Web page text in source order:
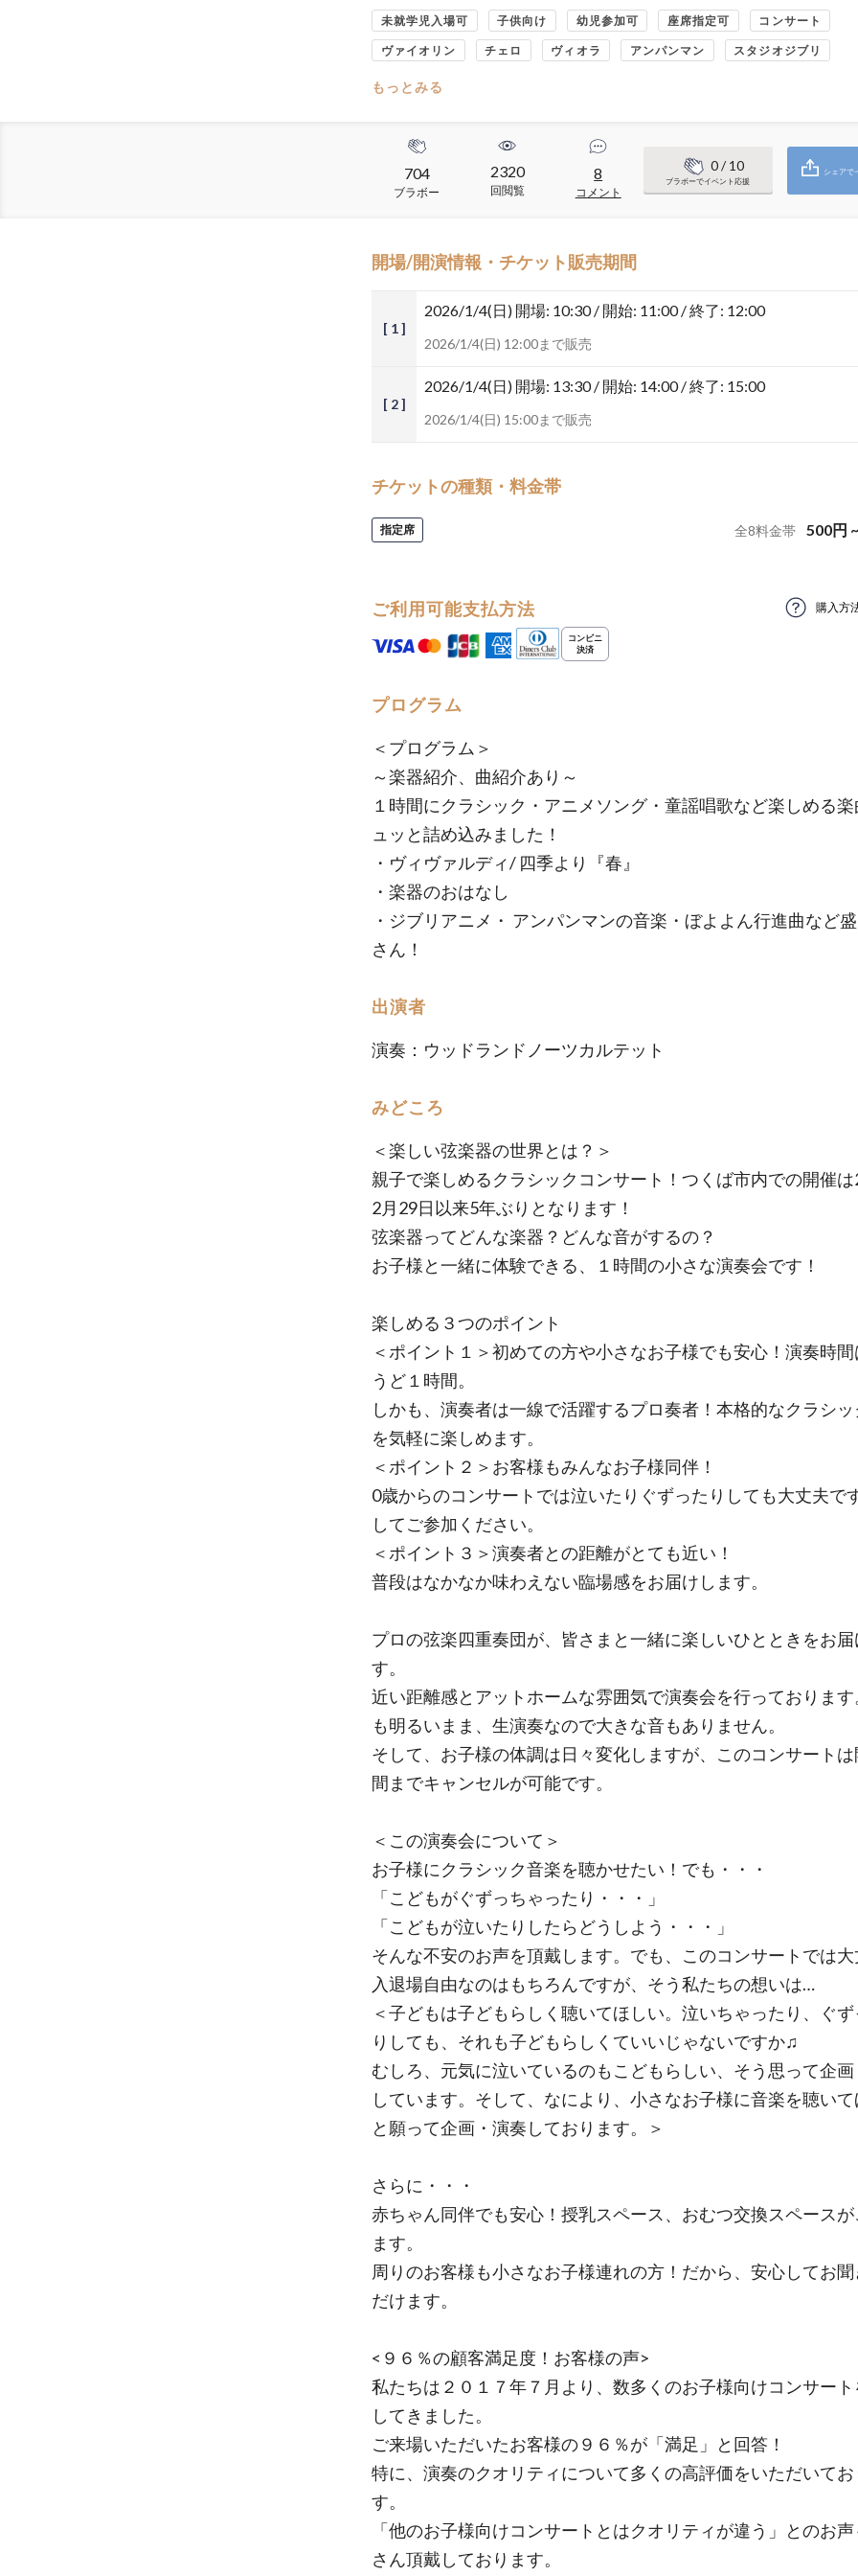
未就学児入場可 子供向け 幼児参加可 座席指定可 コンサート
ヴァイオリン チェロ ヴィオラ アンパンマン スタジオジブリ
もっとみる
704
ブラボー
2320
回閲覧
8
コメント
0/ 10
ブラボーでイベント応援
シェアで
開場/開演情報・チケット販売期間
[ 1 ]
2026/1/4(日) 開場: 10:30 / 開始: 11:00 / 終了: 12:00
2026/1/4(日) 12:00まで販売
[ 2 ]
2026/1/4(日) 開場: 13:30 / 開始: 14:00 / 終了: 15:00
2026/1/4(日) 15:00まで販売
チケットの種類・料金帯
指定席 全8料金帯 500円 ~
ご利用可能支払方法 購入方
プログラム
＜プログラム＞
～楽器紹介、曲紹介あり～
１時間にクラシック・アニメソング・童謡唱歌など楽しめる
ュッと詰め込みました！
・ヴィヴァルディ/ 四季より『春』
・楽器のおはなし
・ジブリアニメ・ アンパンマンの音楽・ぼよよん行進曲など盛
さん！
出演者
演奏：ウッドランドノーツカルテット
みどころ
＜楽しい弦楽器の世界とは？＞
親子で楽しめるクラシックコンサート！つくば市内での開催
2月29日以来5年ぶりとなります！
弦楽器ってどんな楽器？どんな音がするの？
お子様と一緒に体験できる、１時間の小さな演奏会です！
楽しめる３つのポイント
＜ポイント１＞初めての方や小さなお子様でも安心！演奏時間
うど１時間。
しかも、演奏者は一線で活躍するプロ奏者！本格的なクラシ
を気軽に楽しめます。
＜ポイント２＞お客様もみんなお子様同伴！
0歳からのコンサートでは泣いたりぐずったりしても大丈夫で
してご参加ください。
＜ポイント３＞演奏者との距離がとても近い！
普段はなかなか味わえない臨場感をお届けします。
プロの弦楽四重奏団が、皆さまと一緒に楽しいひとときをお届
す。
近い距離感とアットホームな雰囲気で演奏会を行っております
も明るいまま、生演奏なので大きな音もありません。
そして、お子様の体調は日々変化しますが、このコンサート
間までキャンセルが可能です。
＜この演奏会について＞
お子様にクラシック音楽を聴かせたい！でも・・・
「こどもがぐずっちゃったり・・・」
「こどもが泣いたりしたらどうしよう・・・」
そんな不安のお声を頂戴します。でも、このコンサートでは大
入退場自由なのはもちろんですが、そう私たちの想いは…
＜子どもは子どもらしく聴いてほしい。泣いちゃったり、ぐず
りしても、それも子どもらしくていいじゃないですか♫
むしろ、元気に泣いているのもこどもらしい、そう思って企画
しています。そして、なにより、小さなお子様に音楽を聴い
と願って企画・演奏しております。＞
さらに・・・
赤ちゃん同伴でも安心！授乳スペース、おむつ交換スペースが
ます。
周りのお客様も小さなお子様連れの方！だから、安心してお聞
だけます。
<９６％の顧客満足度！お客様の声>
私たちは２０１７年７月より、数多くのお子様向けコンサート
してきました。
ご来場いただいたお客様の９６％が「満足」と回答！
特に、演奏のクオリティについて多くの高評価をいただいてお
す。
「他のお子様向けコンサートとはクオリティが違う」とのお声
さん頂戴しております。